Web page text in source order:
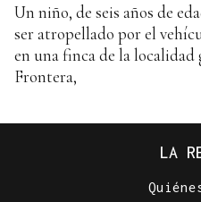
Un niño, de seis años de
ser atropellado por el
en una finca de la localidad
Frontera,
LA